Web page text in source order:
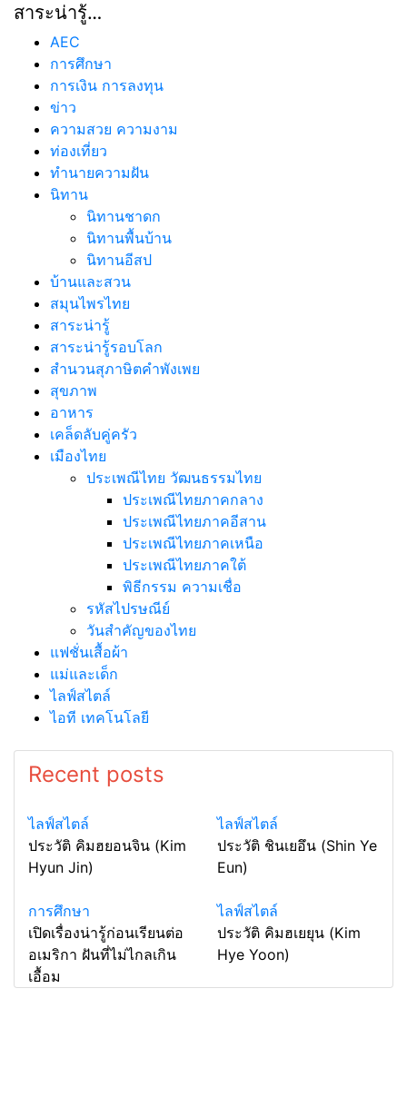
สาระน่ารู้…
AEC
การศึกษา
การเงิน การลงทุน
ข่าว
ความสวย ความงาม
ท่องเที่ยว
ทํานายความฝัน
นิทาน
นิทานชาดก
นิทานพื้นบ้าน
นิทานอีสป
บ้านและสวน
สมุนไพรไทย
สาระน่ารู้
สาระน่ารู้รอบโลก
สำนวนสุภาษิตคำพังเพย
สุขภาพ
อาหาร
เคล็ดลับคู่ครัว
เมืองไทย
ประเพณีไทย วัฒนธรรมไทย
ประเพณีไทยภาคกลาง
ประเพณีไทยภาคอีสาน
ประเพณีไทยภาคเหนือ
ประเพณีไทยภาคใต้
พิธีกรรม ความเชื่อ
รหัสไปรษณีย์
วันสำคัญของไทย
แฟชั่นเสื้อผ้า
แม่และเด็ก
ไลฟ์สไตล์
ไอที เทคโนโลยี
Recent posts
ไลฟ์สไตล์
ประวัติ คิมฮยอนจิน (Kim
Hyun Jin)
ไลฟ์สไตล์
ประวัติ ชินเยอึน (Shin Ye
Eun)
การศึกษา
เปิดเรื่องน่ารู้ก่อนเรียนต่อ
อเมริกา ฝันที่ไม่ไกลเกิน
เอื้อม
ไลฟ์สไตล์
ประวัติ คิมฮเยยุน (Kim
Hye Yoon)